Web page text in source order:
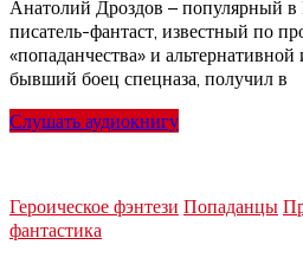
Анатолий Дроздов – популярный в
писатель-фантаст, известный по
«попаданчества» и
бывший боец спецназа, получил в
Слушать аудиокнигу
Героическое фэнтези Попаданцы
фантастика